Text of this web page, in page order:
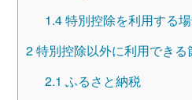
1.4特別控除を利用する
2特別控除以外に利用できる
2.1 ふるさと納税